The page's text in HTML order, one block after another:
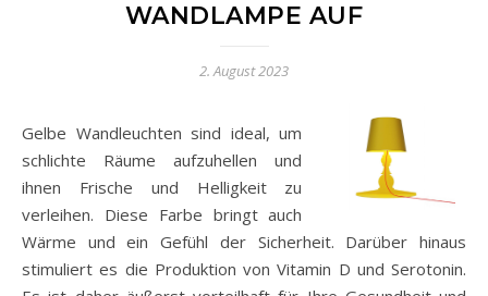
WANDLAMPE AUF
2. August 2023
Gelbe Wandleuchten sind ideal, um
schlichte Räume aufzuhellen und
ihnen Frische und Helligkeit zu
verleihen. Diese Farbe bringt auch
Wärme und ein Gefühl der Sicherheit. Darüber hinaus
stimuliert es die Produktion von Vitamin D und Serotonin.